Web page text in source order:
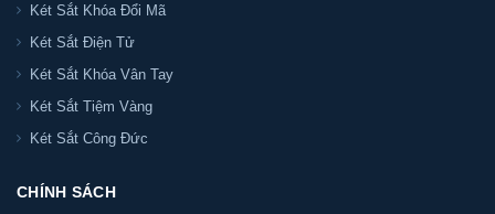
Két Sắt Khóa Đổi Mã
Két Sắt Điện Tử
Két Sắt Khóa Vân Tay
Két Sắt Tiệm Vàng
Két Sắt Công Đức
CHÍNH SÁCH